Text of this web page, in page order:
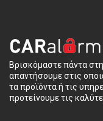
Βρισκόμαστε πάντα
απαντήσουμε στις
τα προϊόντα ή τις
προτείνουμε τις